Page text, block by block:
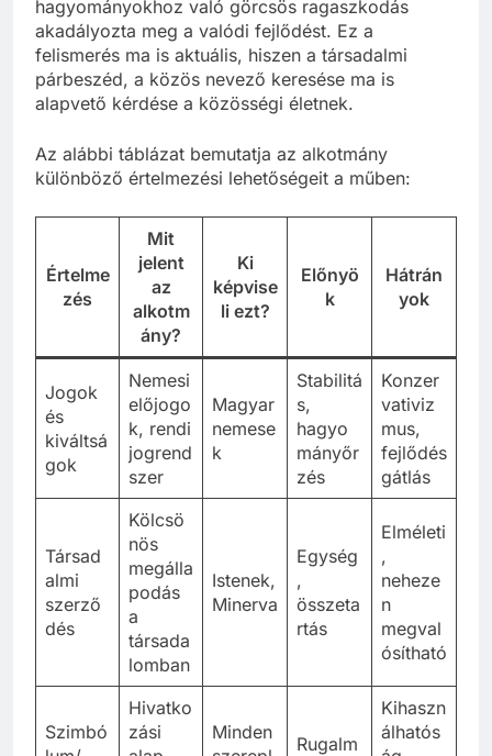
hagyományokhoz való görcsös ragaszkodás
akadályozta meg a valódi fejlődést. Ez a
felismerés ma is aktuális, hiszen a társadalmi
párbeszéd, a közös nevező keresése ma is
alapvető kérdése a közösségi életnek.
Az alábbi táblázat bemutatja az alkotmány
különböző értelmezési lehetőségeit a műben:
Értelme
zés
Mit
jelent
az
alkotm
ány?
Ki
képvise
li ezt?
Előnyö
k
Hátrán
yok
Jogok
és
kiváltsá
gok
Nemesi
előjogo
k, rendi
jogrend
szer
Magyar
nemese
k
Stabilitá
s,
hagyo
mányőr
zés
Konzer
vativiz
mus,
fejlődés
gátlás
Társad
almi
szerző
dés
Kölcsö
nös
megálla
podás
a
társada
lomban
Istenek,
Minerva
Egység
,
összeta
rtás
Elméleti
,
neheze
n
megval
ósítható
Szimbó
Hivatko
zási
Minden
Rugalm
Kihaszn
álhatós